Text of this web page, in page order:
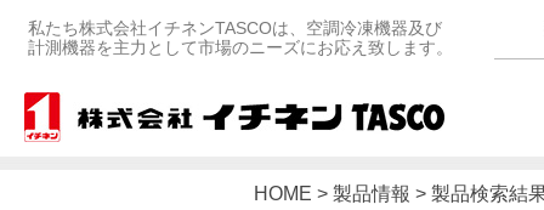
私たち株式会社イチネンTASCOは、空調冷凍機器及び
計測機器を主力として市場のニーズにお応え致します。
HOME > 製品情報 > 製品検索結